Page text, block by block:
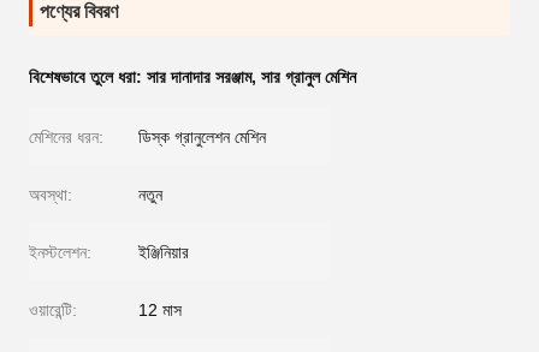
পণ্যের বিবরণ
বিশেষভাবে তুলে ধরা: সার দানাদার সরঞ্জাম, সার গ্রানুল মেশিন
মেশিনের ধরন: ডিস্ক গ্রানুলেশন মেশিন
অবস্থা: নতুন
ইনস্টলেশন: ইঞ্জিনিয়ার
ওয়ারেন্টি: 12 মাস